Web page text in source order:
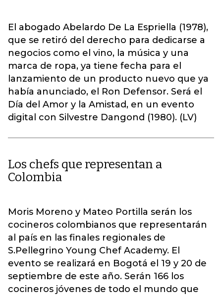
El abogado Abelardo De La Espriella (1978),
que se retiró del derecho para dedicarse a
negocios como el vino, la música y una
marca de ropa, ya tiene fecha para el
lanzamiento de un producto nuevo que ya
había anunciado, el Ron Defensor. Será el
Día del Amor y la Amistad, en un evento
digital con Silvestre Dangond (1980). (LV)
Los chefs que representan a
Colombia
Moris Moreno y Mateo Portilla serán los
cocineros colombianos que representarán
al país en las finales regionales de
S.Pellegrino Young Chef Academy. El
evento se realizará en Bogotá el 19 y 20 de
septiembre de este año. Serán 166 los
cocineros jóvenes de todo el mundo que